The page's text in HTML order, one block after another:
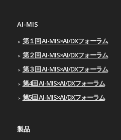
AI-MIS
第１回 AI-MIS×AI/DXフォーラム
第２回 AI-MIS×AI/DXフォーラム
第３回 AI-MIS×AI/DXフォーラム
第4回 AI-MIS×AI/DXフォーラム
第5回 AI-MIS×AI/DXフォーラム
製品